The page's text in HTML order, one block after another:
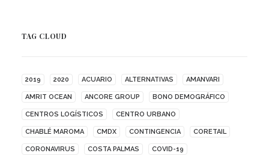
TAG CLOUD
2019 2020 ACUARIO ALTERNATIVAS AMANVARI
AMRIT OCEAN ANCORE GROUP BONO DEMOGRÁFICO
CENTROS LOGÍSTICOS CENTRO URBANO
CHABLÉ MAROMA CMDX CONTINGENCIA CORETAIL
CORONAVIRUS COSTA PALMAS COVID-19